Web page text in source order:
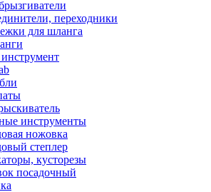
переходники
для шланга
инструменты
ножовка
степлер
кусторезы
посадочный